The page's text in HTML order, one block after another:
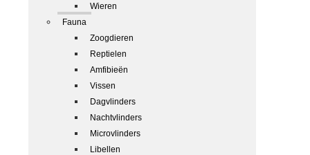
Wieren
Fauna
Zoogdieren
Reptielen
Amfibieën
Vissen
Dagvlinders
Nachtvlinders
Microvlinders
Libellen